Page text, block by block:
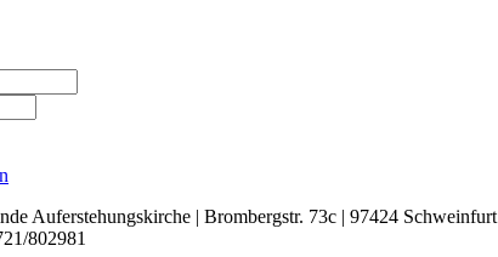
Auferstehungskirche | Brombergstr. 73c | 97424 Schweinfurt
802981